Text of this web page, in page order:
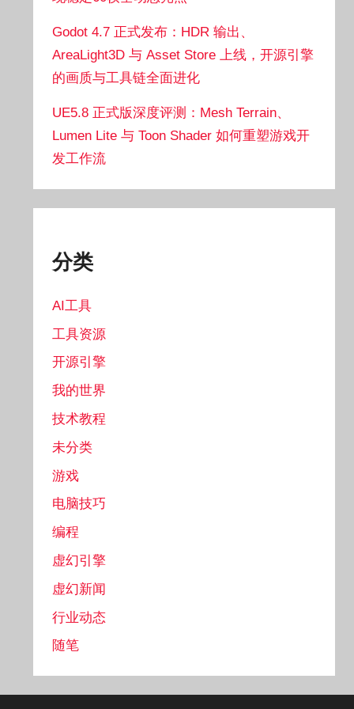
Godot 4.7 正式发布：HDR 输出、
AreaLight3D 与 Asset Store 上线，开源引擎
的画质与工具链全面进化
UE5.8 正式版深度评测：Mesh Terrain、
Lumen Lite 与 Toon Shader 如何重塑游戏开
发工作流
分类
AI工具
工具资源
开源引擎
我的世界
技术教程
未分类
游戏
电脑技巧
编程
虚幻引擎
虚幻新闻
行业动态
随笔